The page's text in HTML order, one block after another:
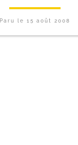
Paru le 15 août 2008